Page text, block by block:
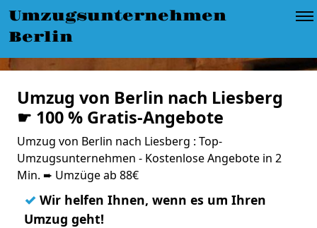
Umzugsunternehmen
Berlin
Umzug von Berlin nach Liesberg
☛ 100 % Gratis-Angebote
Umzug von Berlin nach Liesberg : Top-
Umzugsunternehmen - Kostenlose Angebote in 2
Min. ➨ Umzüge ab 88€
✓ Wir helfen Ihnen, wenn es um Ihren
Umzug geht!